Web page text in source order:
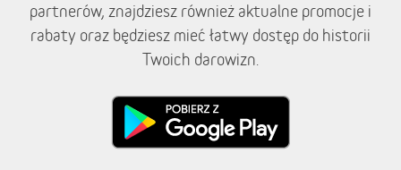
partnerów, znajdziesz również aktualne promocje i
rabaty oraz będziesz mieć łatwy dostęp do historii
Twoich darowizn.